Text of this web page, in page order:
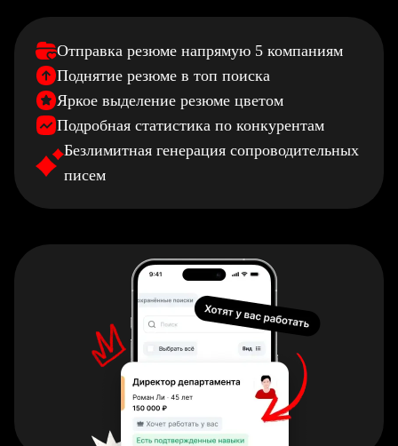
Отправка резюме напрямую 5 компаниям
Поднятие резюме в топ поиска
Яркое выделение резюме цветом
Подробная статистика по конкурентам
Безлимитная генерация сопроводительных
писем